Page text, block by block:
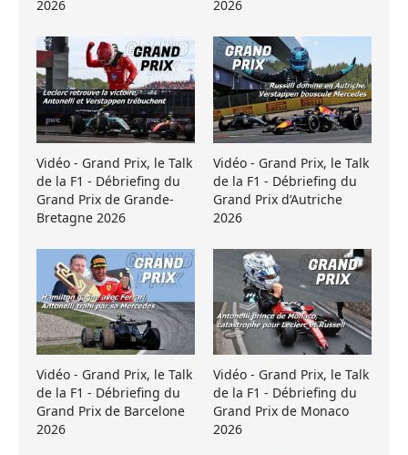
2026
2026
Vidéo - Grand Prix, le Talk
de la F1 - Débriefing du
Grand Prix de Grande-
Bretagne 2026
Vidéo - Grand Prix, le Talk
de la F1 - Débriefing du
Grand Prix d’Autriche
2026
Vidéo - Grand Prix, le Talk
de la F1 - Débriefing du
Grand Prix de Barcelone
2026
Vidéo - Grand Prix, le Talk
de la F1 - Débriefing du
Grand Prix de Monaco
2026